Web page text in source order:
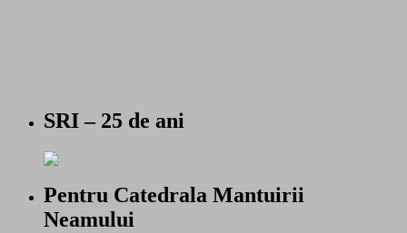
SRI – 25 de ani
Pentru Catedrala Mantuirii
Neamului